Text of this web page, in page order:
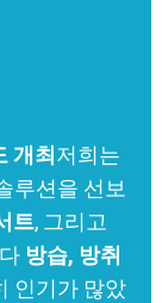
개최 저희는
루션을 선보
트, 그리고
방습, 방취
인기가 많았